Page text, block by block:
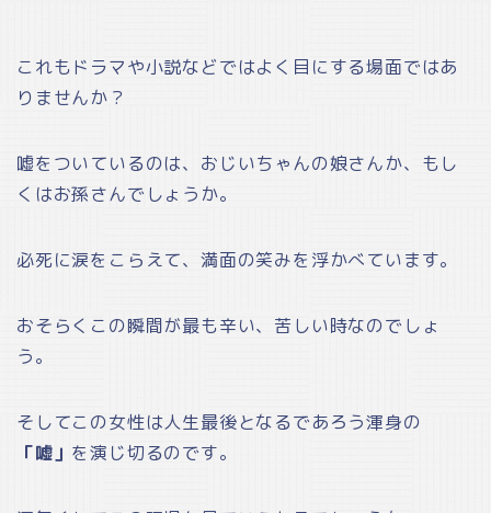
これもドラマや小説などではよく目にする場面ではあ
りませんか？
嘘をついているのは、おじいちゃんの娘さんか、もし
くはお孫さんでしょうか。
必死に涙をこらえて、満面の笑みを浮かべています。
おそらくこの瞬間が最も辛い、苦しい時なのでしょ
う。
そしてこの女性は人生最後となるであろう渾身の
「嘘」 を演じ切るのです。